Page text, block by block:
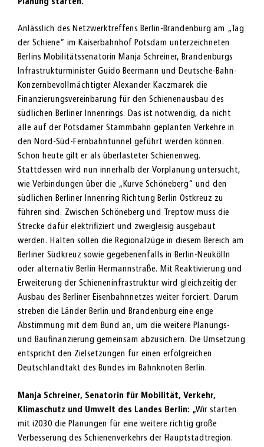
Anlässlich des Netzwerktreffens Berlin-Brandenburg am „Tag
der Schiene“ im Kaiserbahnhof Potsdam unterzeichneten
Berlins Mobilitätssenatorin Manja Schreiner, Brandenburgs
Infrastrukturminister Guido Beermann und Deutsche-Bahn-
Konzernbevollmächtigter Alexander Kaczmarek die
Finanzierungsvereinbarung für den Schienenausbau des
südlichen Berliner Innenrings. Das ist notwendig, da nicht
alle auf der Potsdamer Stammbahn geplanten Verkehre in
den Nord-Süd-Fernbahntunnel geführt werden können.
Schon heute gilt er als überlasteter Schienenweg.
Stattdessen wird nun innerhalb der Vorplanung untersucht,
wie Verbindungen über die „Kurve Schöneberg“ und den
südlichen Berliner Innenring Richtung Berlin Ostkreuz zu
führen sind. Zwischen Schöneberg und Treptow muss die
Strecke dafür elektrifiziert und zweigleisig ausgebaut
werden. Halten sollen die Regionalzüge in diesem Bereich am
Berliner Südkreuz sowie gegebenenfalls in Berlin-Neukölln
oder alternativ Berlin Hermannstraße. Mit Reaktivierung und
Erweiterung der Schieneninfrastruktur wird gleichzeitig der
Ausbau des Berliner Eisenbahnnetzes weiter forciert. Darum
streben die Länder Berlin und Brandenburg eine enge
Abstimmung mit dem Bund an, um die weitere Planungs-
und Baufinanzierung gemeinsam abzusichern. Die Umsetzung
entspricht den Zielsetzungen für einen erfolgreichen
Deutschlandtakt des Bundes im Bahnknoten Berlin.
Manja Schreiner, Senatorin für Mobilität, Verkehr,
Klimaschutz und Umwelt des Landes Berlin: „Wir starten
mit i2030 die Planungen für eine weitere richtig große
Verbesserung des Schienenverkehrs der Hauptstadtregion.